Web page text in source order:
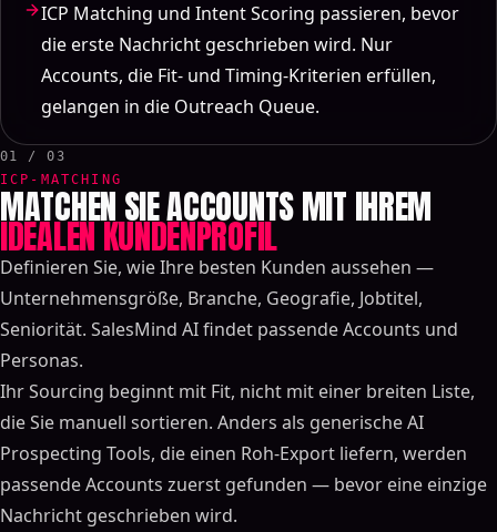
ICP Matching und Intent Scoring passieren, bevor
die erste Nachricht geschrieben wird. Nur
Accounts, die Fit- und Timing-Kriterien erfüllen,
gelangen in die Outreach Queue.
01 / 03
ICP-MATCHING
MATCHEN SIE ACCOUNTS MIT IHREM
IDEALEN KUNDENPROFIL
Definieren Sie, wie Ihre besten Kunden aussehen —
Unternehmensgröße, Branche, Geografie, Jobtitel,
Seniorität. SalesMind AI findet passende Accounts und
Personas.
Ihr Sourcing beginnt mit Fit, nicht mit einer breiten Liste,
die Sie manuell sortieren. Anders als generische AI
Prospecting Tools, die einen Roh-Export liefern, werden
passende Accounts zuerst gefunden — bevor eine einzige
Nachricht geschrieben wird.